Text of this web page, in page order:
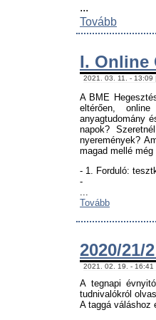
...
Tovább
I. Online
2021. 03. 11. - 13:09
A BME
eltérően,
anyagtudomány
napok?
nyeremények?
magad mellé
- 1. Forduló:
-
...
Tovább
2020/21/
2021. 02. 19. - 16:41
A tegnapi
tudnivalókról
A taggá váláshoz